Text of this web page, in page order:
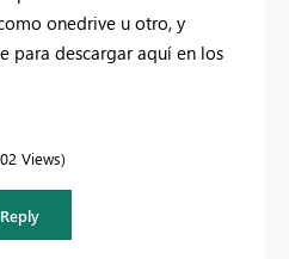
onedrive u otro, y
para descargar aquí en los
Views
Reply